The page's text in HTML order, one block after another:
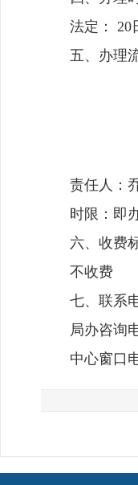
法定：
五、办理
责任人
时限：
六、收费
不收费
七、联系
局办咨询
中心窗口